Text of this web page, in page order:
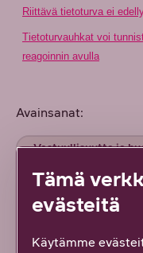
Riittävä tietoturva ei
Tietoturvauhkat voi
reagoinnin avulla
Avainsanat:
Vastuullisuutta ja
Teknologiaa ja
Tämä
evästeitä
Käytämme